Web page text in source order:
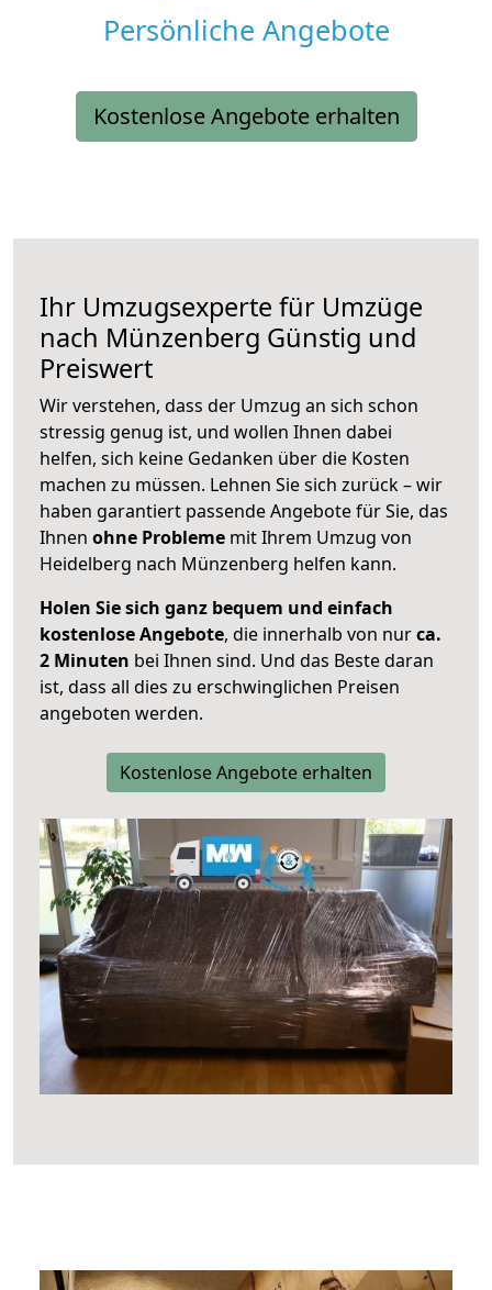
Persönliche Angebote
Kostenlose Angebote erhalten
Ihr Umzugsexperte für Umzüge
nach Münzenberg Günstig und
Preiswert
Wir verstehen, dass der Umzug an sich schon
stressig genug ist, und wollen Ihnen dabei
helfen, sich keine Gedanken über die Kosten
machen zu müssen. Lehnen Sie sich zurück – wir
haben garantiert passende Angebote für Sie, das
Ihnen ohne Probleme mit Ihrem Umzug von
Heidelberg nach Münzenberg helfen kann.
Holen Sie sich ganz bequem und einfach
kostenlose Angebote, die innerhalb von nurca.
2 Minuten bei Ihnen sind. Und das Beste daran
ist, dass all dies zu erschwinglichen Preisen
angeboten werden.
Kostenlose Angebote erhalten